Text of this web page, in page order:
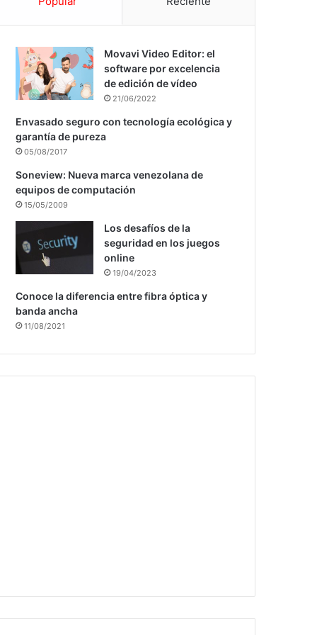
Movavi Video Editor: el
software por excelencia
de edición de vídeo
21/06/2022
Envasado seguro con tecnología ecológica y
garantía de pureza
05/08/2017
Soneview: Nueva marca venezolana de
equipos de computación
15/05/2009
Los desafíos de la
seguridad en los juegos
online
19/04/2023
Conoce la diferencia entre fibra óptica y
banda ancha
11/08/2021